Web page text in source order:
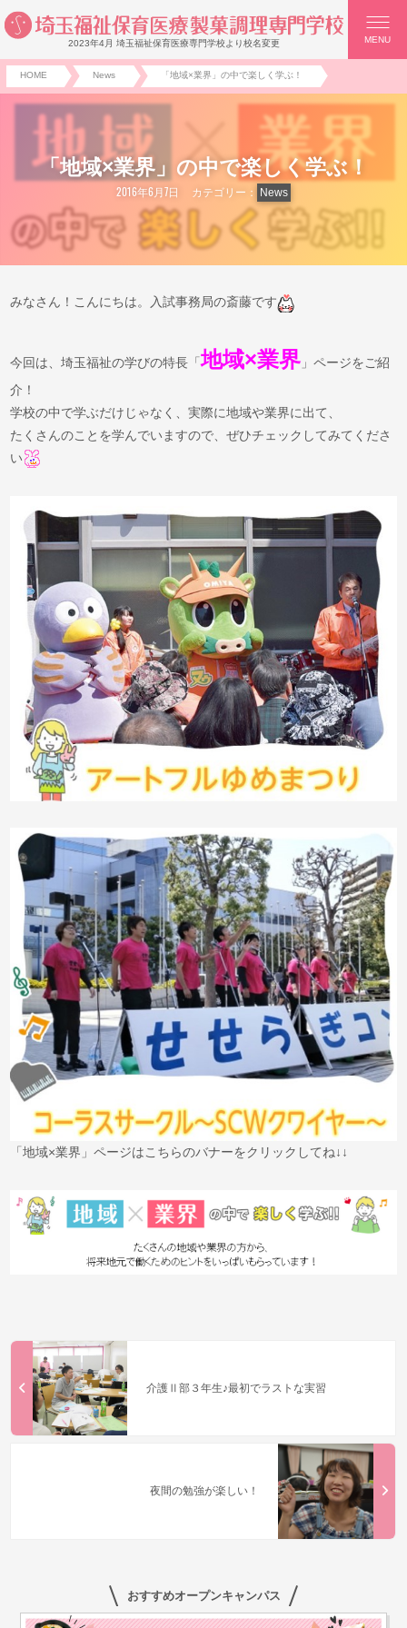
2023年4月 埼玉福祉保育医療専門学校より校名変更 MENU
HOME News 「地域×業界」の中で楽しく学ぶ！
「地域×業界」の中で楽しく学ぶ！
2016年6月7日 カテゴリー： News
みなさん！こんにちは。入試事務局の斎藤です
今回は、埼玉福祉の学びの特長「地域×業界 」ページをご紹
介！
学校の中で学ぶだけじゃなく、実際に地域や業界に出て、
たくさんのことを学んでいますので、ぜひチェックしてみてくださ
い
「地域×業界」ページはこちらのバナーをクリックしてね↓↓
介護Ⅱ部３年生♪最初でラストな実習
夜間の勉強が楽しい！
おすすめオープンキャンパス